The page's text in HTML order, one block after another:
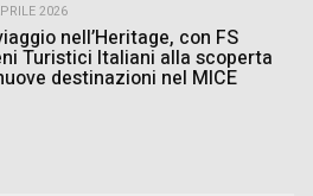
2026
nell’Heritage, con FS
Turistici Italiani alla scoperta
destinazioni nel MICE